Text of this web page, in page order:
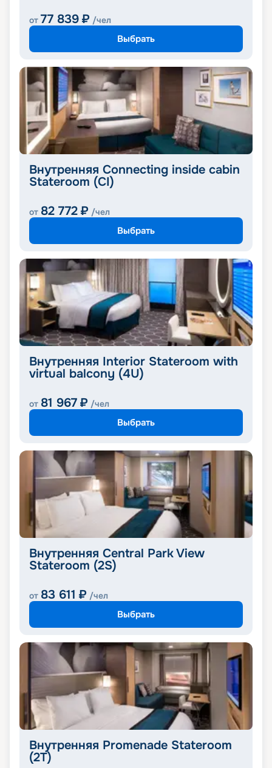
от 77 839 ₽ /чел
Выбрать
Внутренняя Connecting inside cabin
Stateroom (CI)
от 82 772 ₽ /чел
Выбрать
Внутренняя Interior Stateroom with
virtual balcony (4U)
от 81 967 ₽ /чел
Выбрать
Внутренняя Central Park View
Stateroom (2S)
от 83 611 ₽ /чел
Выбрать
Внутренняя Promenade Stateroom
(2T)